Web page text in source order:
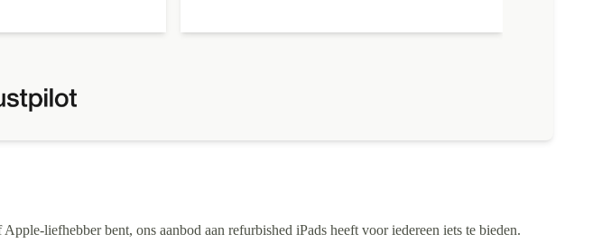
liefhebber bent, ons aanbod aan refurbished iPads heeft voor iedereen iets te bieden.